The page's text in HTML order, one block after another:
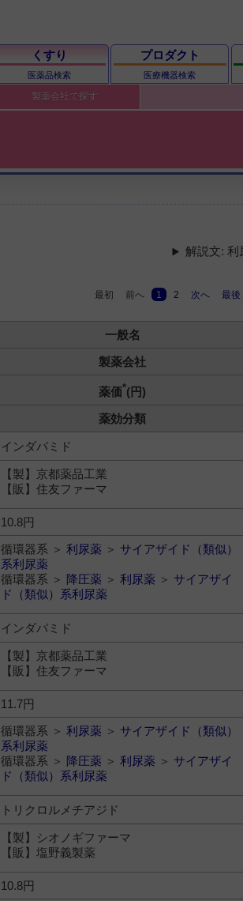
くすり
医薬品検索
プロダクト
医療機器検索
製薬会社で探す
解説文: 利
最初 前へ 1 2 次へ 最後
一般名
製薬会社
薬価*(円)
薬効分類
インダパミド
【製】京都薬品工業
【販】住友ファーマ
10.8円
循環器系 ＞ 利尿薬 ＞ サイアザイド（類似）
系利尿薬
循環器系 ＞ 降圧薬 ＞ 利尿薬 ＞ サイアザイ
ド（類似）系利尿薬
インダパミド
【製】京都薬品工業
【販】住友ファーマ
11.7円
循環器系 ＞ 利尿薬 ＞ サイアザイド（類似）
系利尿薬
循環器系 ＞ 降圧薬 ＞ 利尿薬 ＞ サイアザイ
ド（類似）系利尿薬
トリクロルメチアジド
【製】シオノギファーマ
【販】塩野義製薬
10.8円